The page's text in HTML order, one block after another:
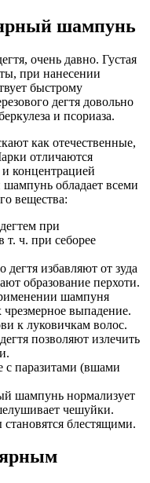
шампунь
очень давно. Густая
при нанесении
быстрому
дегтя довольно
и псориаза.
как отечественные,
отличаются
концентрацией
обладает всеми
вещества:
при
т. ч. при себорее
избавляют от зуда
образование перхоти.
шампуня
чрезмерное выпадение.
к луковичкам волос.
позволяют излечить
с паразитами (вшами
шампунь нормализует
чешуйки.
блестящими.